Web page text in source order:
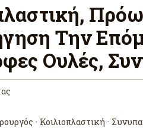
Την
Ουλές,
· Κοιλιοπλαστική ·